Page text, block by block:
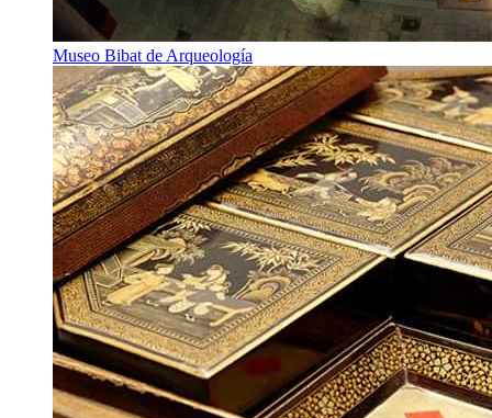
Museo Bibat de Arqueología